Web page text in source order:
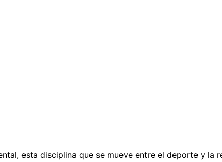
esta disciplina que se mueve entre el deporte y la